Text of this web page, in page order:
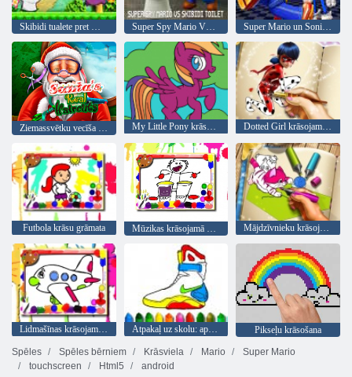
Skibidi tualete pret Wario Super Spy Mario VS Skibidi tualete Super Mario un Sonic FNF Dance
My Little Pony krāsojamā grāmata Dotted Girl krāsojamā grāmata
Futbola krāsu grāmata Mūzikas krāsojamā grāmata Mājdzīvnieku krāsojamā grāmata
Lidmašīnas krāsojamā grāmata Atpakaļ uz skolu: apavu krāsošana
Pikseļu krāsošana
Spēles
Spēles bērniem Krāsviela Mario
Super Mario
touchscreen
Html5 android